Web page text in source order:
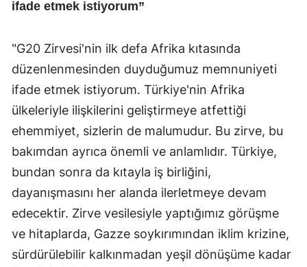
ifade etmek istiyorum”
"G20 Zirvesi'nin ilk defa Afrika kıtasında
düzenlenmesinden duyduğumuz memnuniyeti
ifade etmek istiyorum. Türkiye'nin Afrika
ülkeleriyle ilişkilerini geliştirmeye atfettiği
ehemmiyet, sizlerin de malumudur. Bu zirve, bu
bakımdan ayrıca önemli ve anlamlıdır. Türkiye,
bundan sonra da kıtayla iş birliğini,
dayanışmasını her alanda ilerletmeye devam
edecektir. Zirve vesilesiyle yaptığımız görüşme
ve hitaplarda, Gazze soykırımından iklim krizine,
sürdürülebilir kalkınmadan yeşil dönüşüme kadar